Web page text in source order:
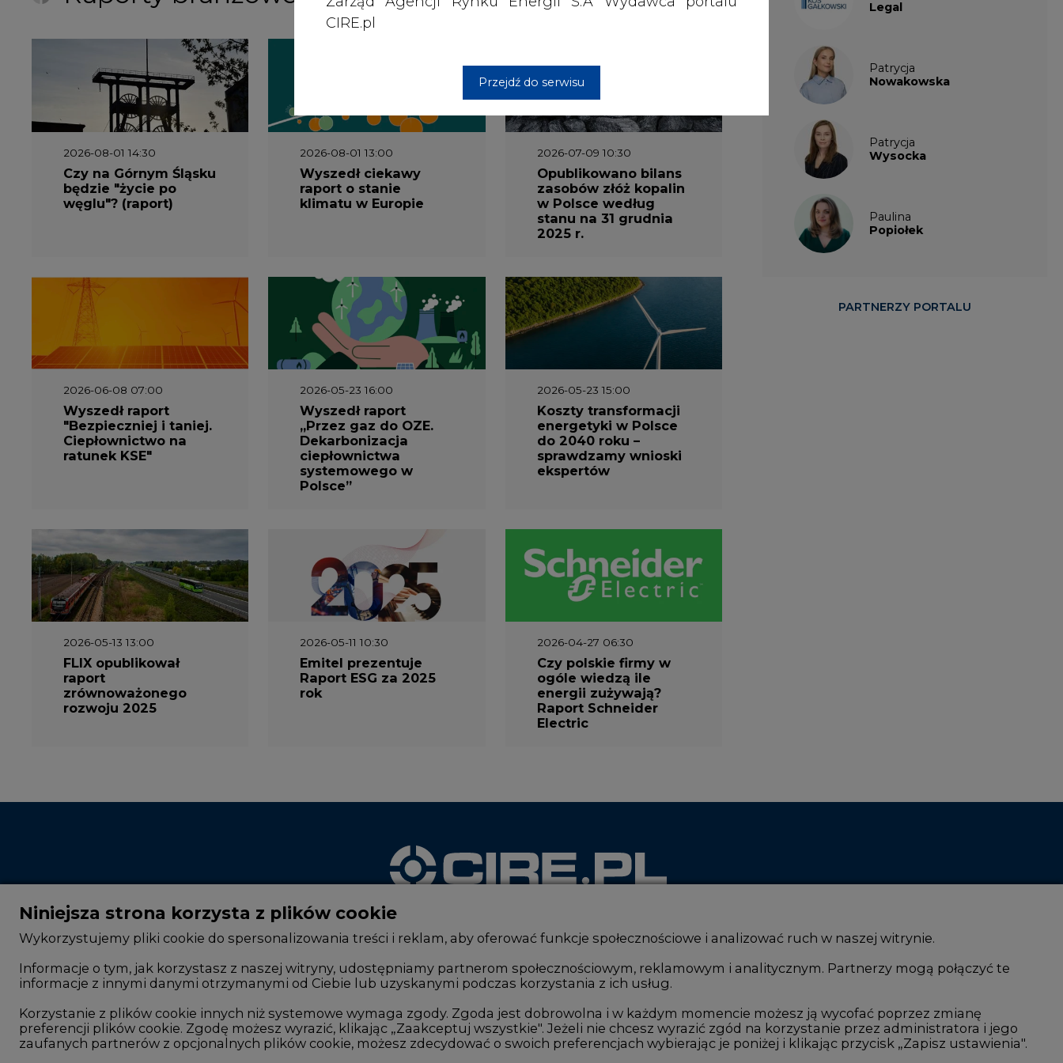
CIRE.pl
Przejdź do serwisu
2026-08-01 14:30
Czy na Górnym Śląsku
będzie "życie po
węglu"? (raport)
2026-08-01 13:00
Wyszedł ciekawy
raport o stanie
klimatu w Europie
2026-07-09 10:30
Opublikowano bilans
zasobów złóż kopalin
w Polsce według
stanu na 31 grudnia
2025 r.
2026-06-08 07:00
Wyszedł raport
"Bezpieczniej i taniej.
Ciepłownictwo na
ratunek KSE"
2026-05-23 16:00
Wyszedł raport
„Przez gaz do OZE.
Dekarbonizacja
ciepłownictwa
systemowego w
Polsce”
2026-05-23 15:00
Koszty transformacji
energetyki w Polsce
do 2040 roku –
sprawdzamy wnioski
ekspertów
2026-05-13 13:00
FLIX opublikował
raport
zrównoważonego
rozwoju 2025
2026-05-11 10:30
Emitel prezentuje
Raport ESG za 2025
rok
2026-04-27 06:30
Czy polskie firmy w
ogóle wiedzą ile
energii zużywają?
Raport Schneider
Electric
Legal
Patrycja
Nowakowska
Patrycja
Wysocka
Paulina
Popiołek
PARTNERZY PORTALU
CIRE - kim jesteśmy
Reklamuj się na CIRE
Patronat medialny CIRE
Rok 2025 na CIRE
Rok 2024 na CIRE
Rok 2023 na CIRE
Zmiany kadrowe na rynku
Studio CIRE
Rozmowy o energetyce
Innowacje i AI
Telekomunikacja i IT
Handel emisjami CO2
Fotowoltaika
Offshore wind
Niniejsza strona korzysta z plików cookie
Wykorzystujemy pliki cookie do spersonalizowania treści i reklam, aby oferować funkcje społecznościowe i analizować ruch w naszej witrynie.
Informacje o tym, jak korzystasz z naszej witryny, udostępniamy partnerom społecznościowym, reklamowym i analitycznym. Partnerzy mogą połączyć te
informacje z innymi danymi otrzymanymi od Ciebie lub uzyskanymi podczas korzystania z ich usług.
Korzystanie z plików cookie innych niż systemowe wymaga zgody. Zgoda jest dobrowolna i w każdym momencie możesz ją wycofać poprzez zmianę
preferencji plików cookie. Zgodę możesz wyrazić, klikając „Zaakceptuj wszystkie". Jeżeli nie chcesz wyrazić zgód na korzystanie przez administratora i jego
zaufanych partnerów z opcjonalnych plików cookie, możesz zdecydować o swoich preferencjach wybierając je poniżej i klikając przycisk „Zapisz ustawienia".